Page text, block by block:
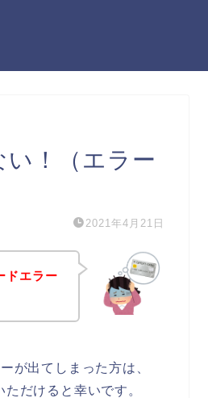
！（エラー
2021年4月21日
ドエラー
が出てしまった方は、
だけると幸いです。